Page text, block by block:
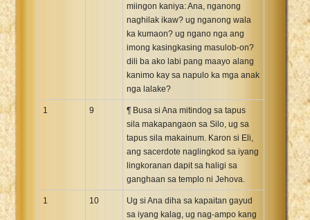
miingon kaniya: Ana, nganong
naghilak ikaw? ug nganong wala
ka kumaon? ug ngano nga ang
imong kasingkasing masulob-on?
dili ba ako labi pang maayo alang
kanimo kay sa napulo ka mga anak
nga lalake?
1 9
¶ Busa si Ana mitindog sa tapus
sila makapangaon sa Silo, ug sa
tapus sila makainum. Karon si Eli,
ang sacerdote naglingkod sa iyang
lingkoranan dapit sa haligi sa
ganghaan sa templo ni Jehova.
1 10
Ug si Ana diha sa kapaitan gayud
sa iyang kalag, ug nag-ampo kang